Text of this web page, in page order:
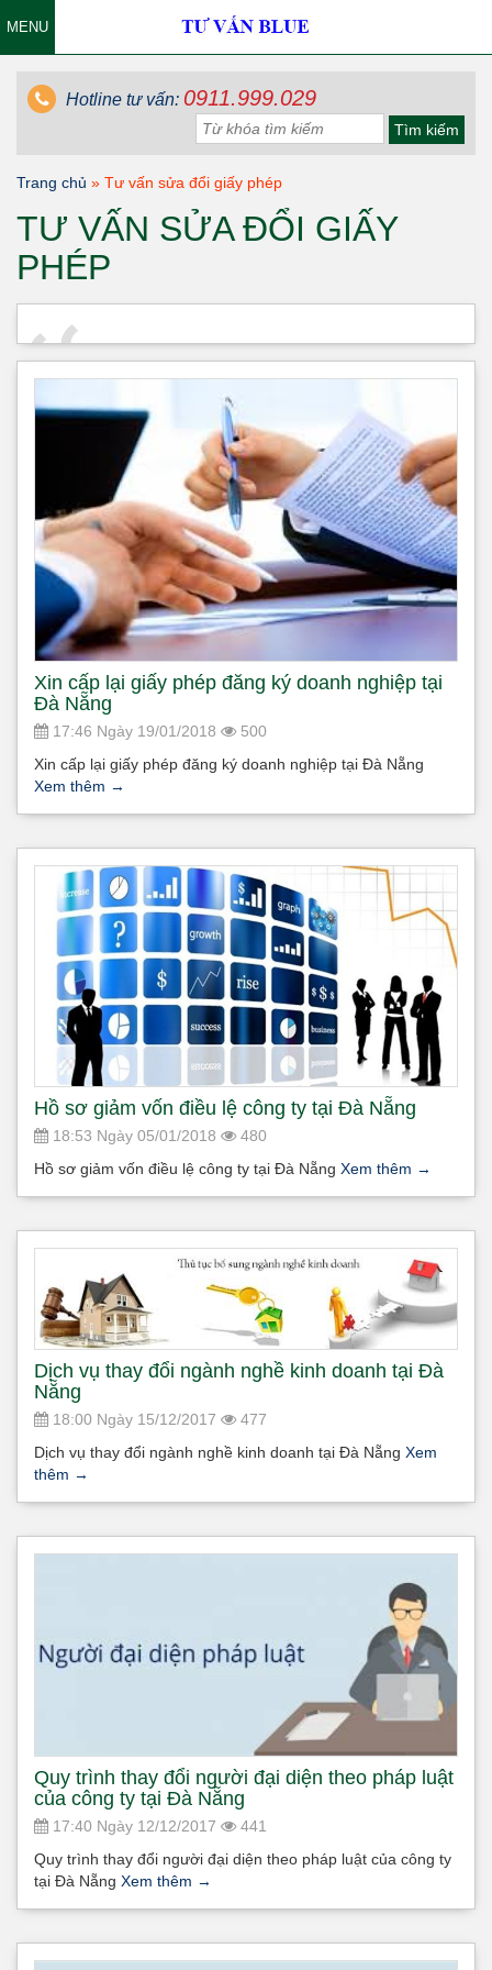
MENU
Hotline tư vấn: 0911.999.029
Trang chủ » Tư vấn sửa đổi giấy phép
TƯ VẤN SỬA ĐỔI GIẤY
PHÉP
Xin cấp lại giấy phép đăng ký doanh nghiệp tại
Đà Nẵng
17:46 Ngày 19/01/2018
500
Xin cấp lại giấy phép đăng ký doanh nghiệp tại Đà Nẵng
Xem thêm →
Hồ sơ giảm vốn điều lệ công ty tại Đà Nẵng
18:53 Ngày 05/01/2018
480
Hồ sơ giảm vốn điều lệ công ty tại Đà Nẵng Xem thêm →
Dịch vụ thay đổi ngành nghề kinh doanh tại Đà
Nẵng
18:00 Ngày 15/12/2017
477
Dịch vụ thay đổi ngành nghề kinh doanh tại Đà Nẵng Xem
thêm →
Quy trình thay đổi người đại diện theo pháp luật
của công ty tại Đà Nẵng
17:40 Ngày 12/12/2017
441
Quy trình thay đổi người đại diện theo pháp luật của công ty
tại Đà Nẵng Xem thêm →